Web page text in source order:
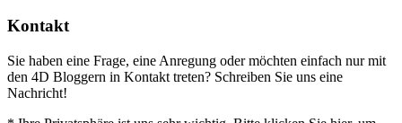
Kontakt
Sie haben eine Frage, eine Anregung oder möchten einfach nur mit
den 4D Bloggern in Kontakt treten? Schreiben Sie uns eine
Nachricht!